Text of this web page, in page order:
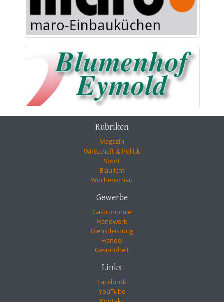
Rubriken
Magazin
Wirtschaft & Politik
Sport
Blaulicht
Wochenschau
Gewerbe
Gastronomie
Handwerk
Dienstleistung
Handel
Gesundheit
Links
Facebook
YouTube